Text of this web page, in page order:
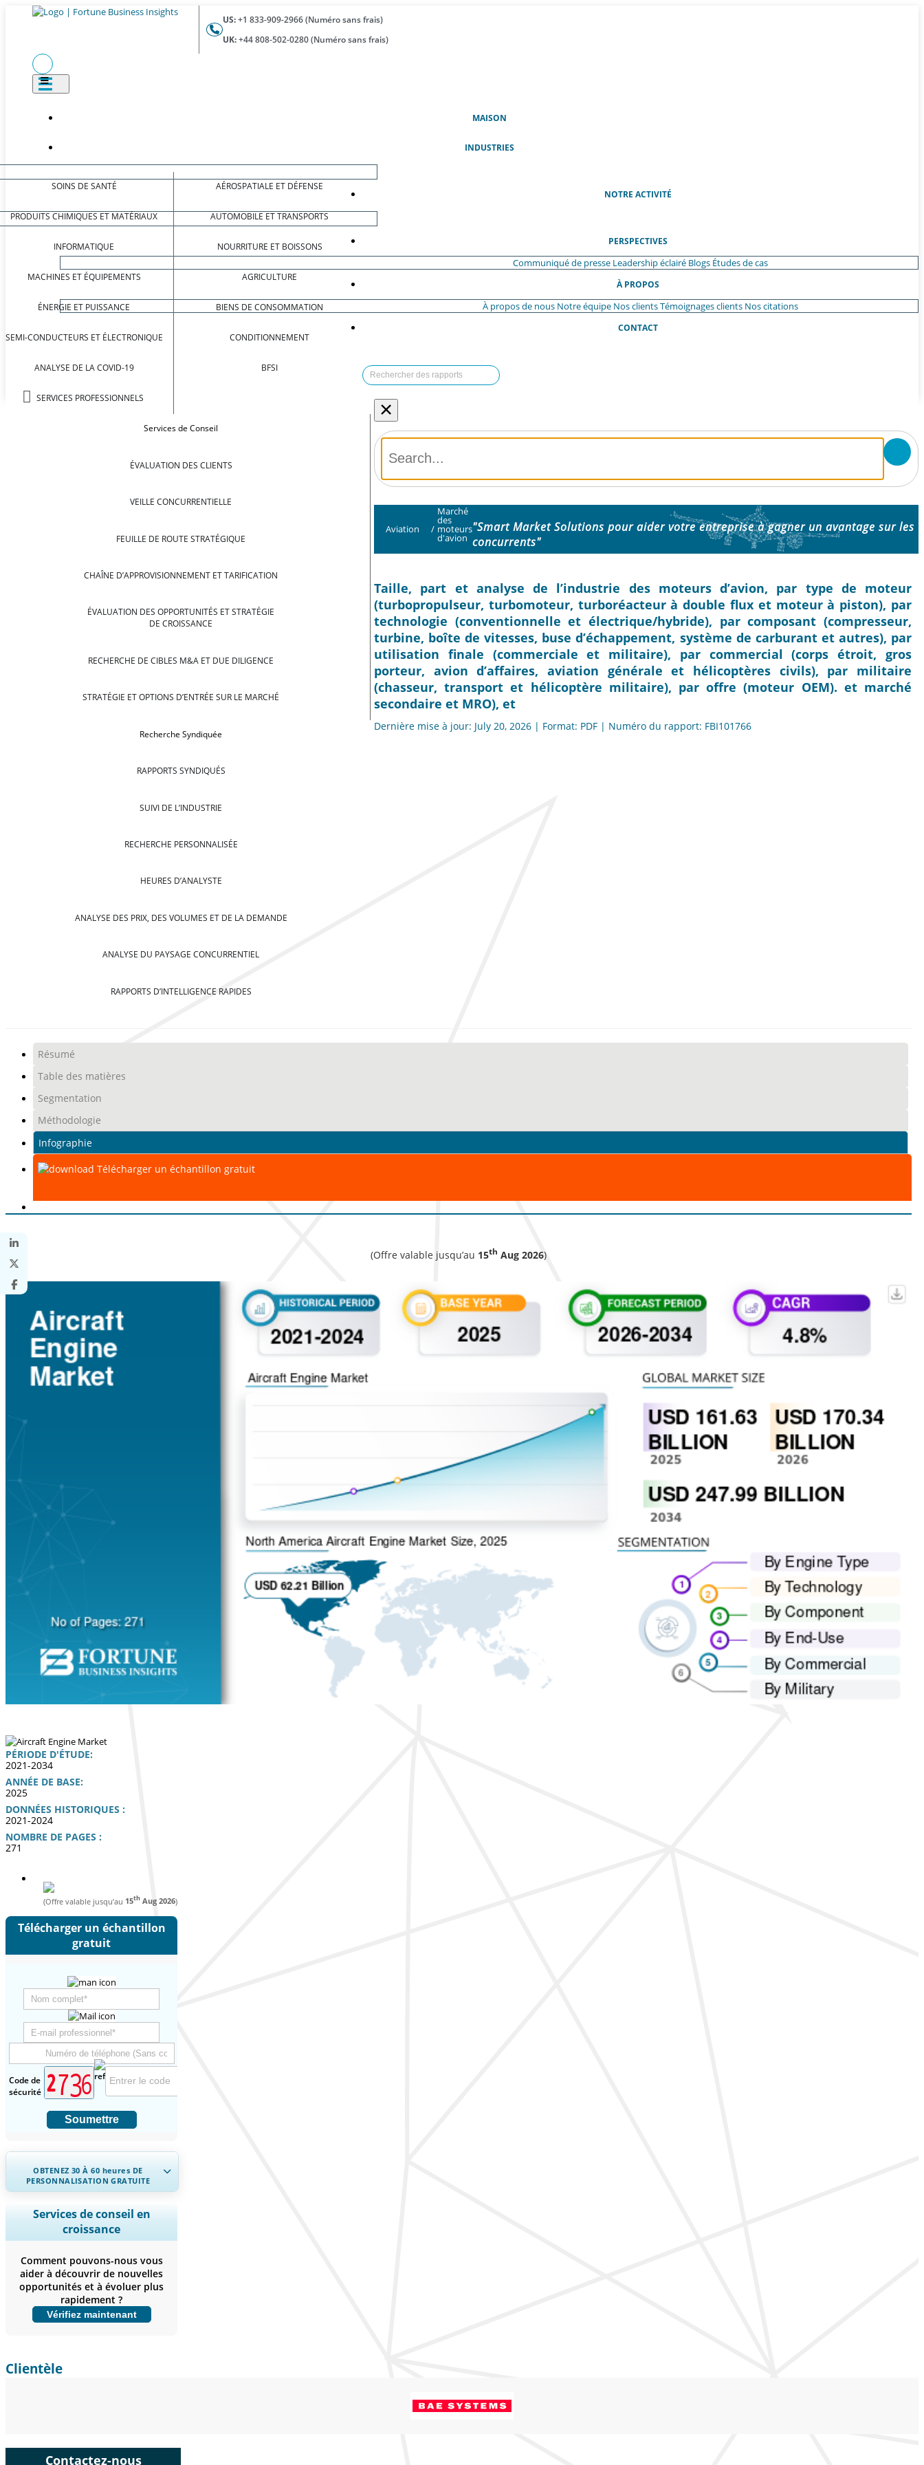
US:+1 833-909-2966 (Numéro sans frais)
UK:+44 808-502-0280 (Numéro sans frais)
MAISON(ACTUEL)
INDUSTRIES
SOINS DE SANTÉ
PRODUITS CHIMIQUES ET MATÉRIAUX
INFORMATIQUE
MACHINES ET ÉQUIPEMENTS
ÉNERGIE ET PUISSANCE
SEMI-CONDUCTEURS ET ÉLECTRONIQUE
ANALYSE DE LA COVID-19
SERVICES PROFESSIONNELS
AÉROSPATIALE ET DÉFENSE
AUTOMOBILE ET TRANSPORTS
NOURRITURE ET BOISSONS
AGRICULTURE
BIENS DE CONSOMMATION
CONDITIONNEMENT
BFSI
NOTRE ACTIVITÉ
Services de Conseil
ÉVALUATION DES CLIENTS
VEILLE CONCURRENTIELLE
FEUILLE DE ROUTE STRATÉGIQUE
CHAÎNE D’APPROVISIONNEMENT ET TARIFICATION
ÉVALUATION DES OPPORTUNITÉS ET STRATÉGIE
DE CROISSANCE
RECHERCHE DE CIBLES M&A ET DUE DILIGENCE
STRATÉGIE ET OPTIONS D’ENTRÉE SUR LE MARCHÉ
Recherche Syndiquée
RAPPORTS SYNDIQUÉS
SUIVI DE L’INDUSTRIE
RECHERCHE PERSONNALISÉE
HEURES D’ANALYSTE
ANALYSE DES PRIX, DES VOLUMES ET DE LA DEMANDE
ANALYSE DU PAYSAGE CONCURRENTIEL
RAPPORTS D’INTELLIGENCE RAPIDES
PERSPECTIVES
Communiqué de presse Leadership éclairé Blogs Études de cas
À PROPOS
À propos de nous Notre équipe Nos clientsTémoignages clients Nos citations
CONTACT
×
Aviation /
Marché
des
moteurs
d'avion
"Smart Market Solutions pour aider votre entreprise à gagner un avantage sur les
concurrents"
Taille, part et analyse de l’industrie des moteurs d’avion, par type de moteur
(turbopropulseur, turbomoteur, turboréacteur à double flux et moteur à piston), par
technologie (conventionnelle et électrique/hybride), par composant (compresseur,
turbine, boîte de vitesses, buse d’échappement, système de carburant et autres), par
utilisation finale (commerciale et militaire), par commercial (corps étroit, gros
porteur, avion d’affaires, aviation générale et hélicoptères civils), par militaire
(chasseur, transport et hélicoptère militaire), par offre (moteur OEM). et marché
secondaire et MRO), et
Dernière mise à jour: July 20, 2026 | Format: PDF | Numéro du rapport: FBI101766
Résumé
Table des matières
Segmentation
Méthodologie
Infographie
Télécharger un échantillon gratuit
(Offre valable jusqu’au 15th Aug 2026)
PÉRIODE D'ÉTUDE:
2021-2034
ANNÉE DE BASE:
2025
DONNÉES HISTORIQUES :
2021-2024
NOMBRE DE PAGES :
271
(Offre valable jusqu’au 15th Aug 2026)
Télécharger un échantillon
gratuit
Code de
sécurité
Soumettre
OBTENEZ 30 À 60 heures DE
PERSONNALISATION GRATUITE
Ampliar a cobertura regional e por
país, Análise de segmentos, Perfis de
empresas, Benchmarking
usuário final.
Personnaliser maintenant
Services de conseil en
croissance
Comment pouvons-nous vous
aider à découvrir de nouvelles
opportunités et à évoluer plus
rapidement ?
Vérifiez maintenant
Clientèle
Contactez-nous